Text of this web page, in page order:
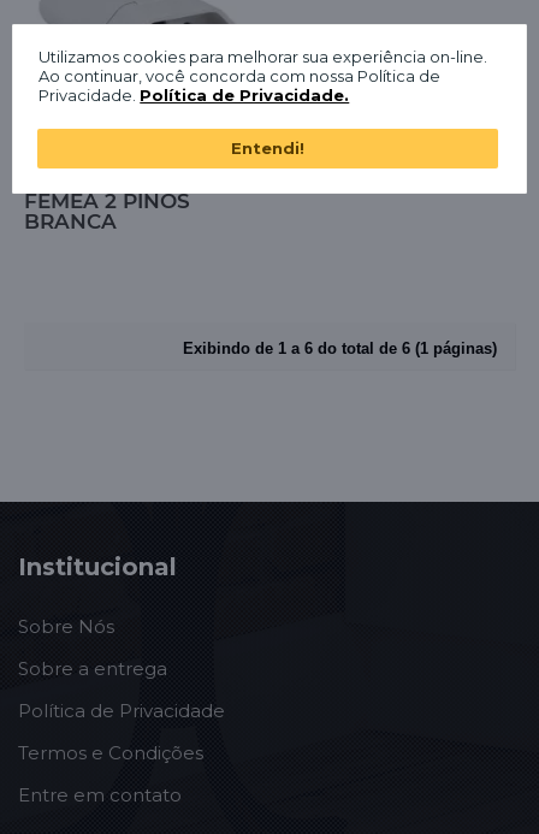
FEMEA 2 PINOS
BRANCA
Exibindo de 1 a 6 do total de 6 (1 páginas)
Utilizamos cookies para melhorar sua experiência on-line.
Ao continuar, você concorda com nossa Política de
Privacidade. Política de Privacidade.
Entendi!
Institucional
Sobre Nós
Sobre a entrega
Política de Privacidade
Termos e Condições
Entre em contato